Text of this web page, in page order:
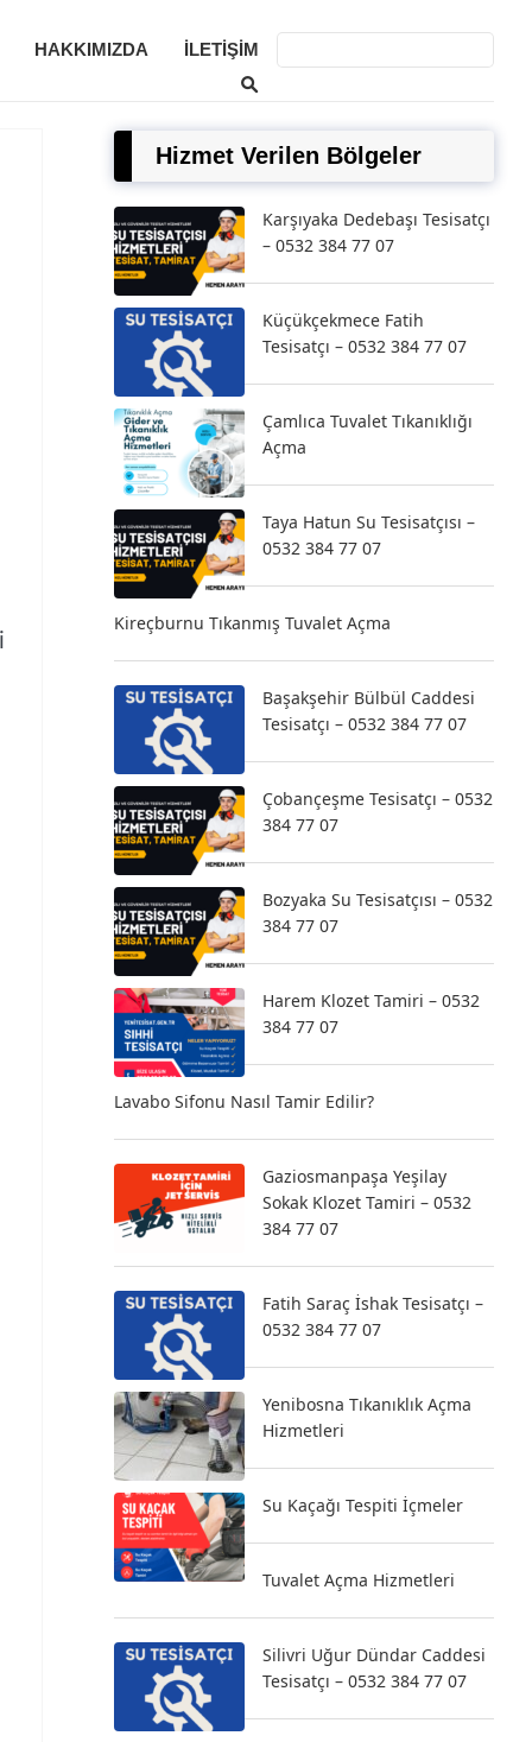
HAKKIMIZDA İLETIŞIM
Hizmet Verilen Bölgeler
Karşıyaka Dedebaşı Tesisatçı
– 0532 384 77 07
Küçükçekmece Fatih
Tesisatçı – 0532 384 77 07
Çamlıca Tuvalet Tıkanıklığı
Açma
Taya Hatun Su Tesisatçısı –
0532 384 77 07
Kireçburnu Tıkanmış Tuvalet Açma
Başakşehir Bülbül Caddesi
Tesisatçı – 0532 384 77 07
Çobançeşme Tesisatçı – 0532
384 77 07
Bozyaka Su Tesisatçısı – 0532
384 77 07
Harem Klozet Tamiri – 0532
384 77 07
Lavabo Sifonu Nasıl Tamir Edilir?
Gaziosmanpaşa Yeşilay
Sokak Klozet Tamiri – 0532
384 77 07
Fatih Saraç İshak Tesisatçı –
0532 384 77 07
Yenibosna Tıkanıklık Açma
Hizmetleri
Su Kaçağı Tespiti İçmeler
Tuvalet Açma Hizmetleri
Silivri Uğur Dündar Caddesi
Tesisatçı – 0532 384 77 07